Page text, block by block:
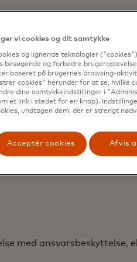
der har udstedt dit
for dine køb i
for uautoriserede
dit kort mod tab eller
dit pengeinstitut.
af din konto, og du
Kontakt din bank
Ansvarsbeskyttelse
med
vi cookies og dit samtykke
og lignende teknologier
besøgende og forbedre
baseret på brugernes browsing-
cookies" herunder for at se, hvilke
dine samtykkeindstillinger i
et link i stedet for en knap).
undtagen dem, der er strengt
Acceptér cookies Afvis